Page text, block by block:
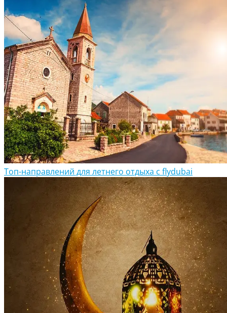
Топ-направлений для летнего отдыха с flydubai